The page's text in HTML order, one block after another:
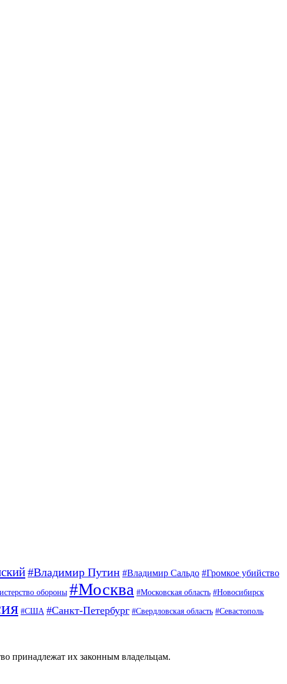
#Владимир Путин #Владимир Сальдо #Громкое убийство
обороны #Москва #Московская область #Новосибирск
#США #Санкт-Петербург #Свердловская область #Севастополь
принадлежат их законным владельцам.